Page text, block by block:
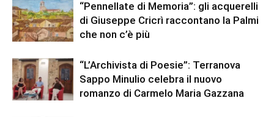
“Pennellate di Memoria”: gli acquerelli
di Giuseppe Cricrì raccontano la Palmi
che non c’è più
“L’Archivista di Poesie”: Terranova
Sappo Minulio celebra il nuovo
romanzo di Carmelo Maria Gazzana